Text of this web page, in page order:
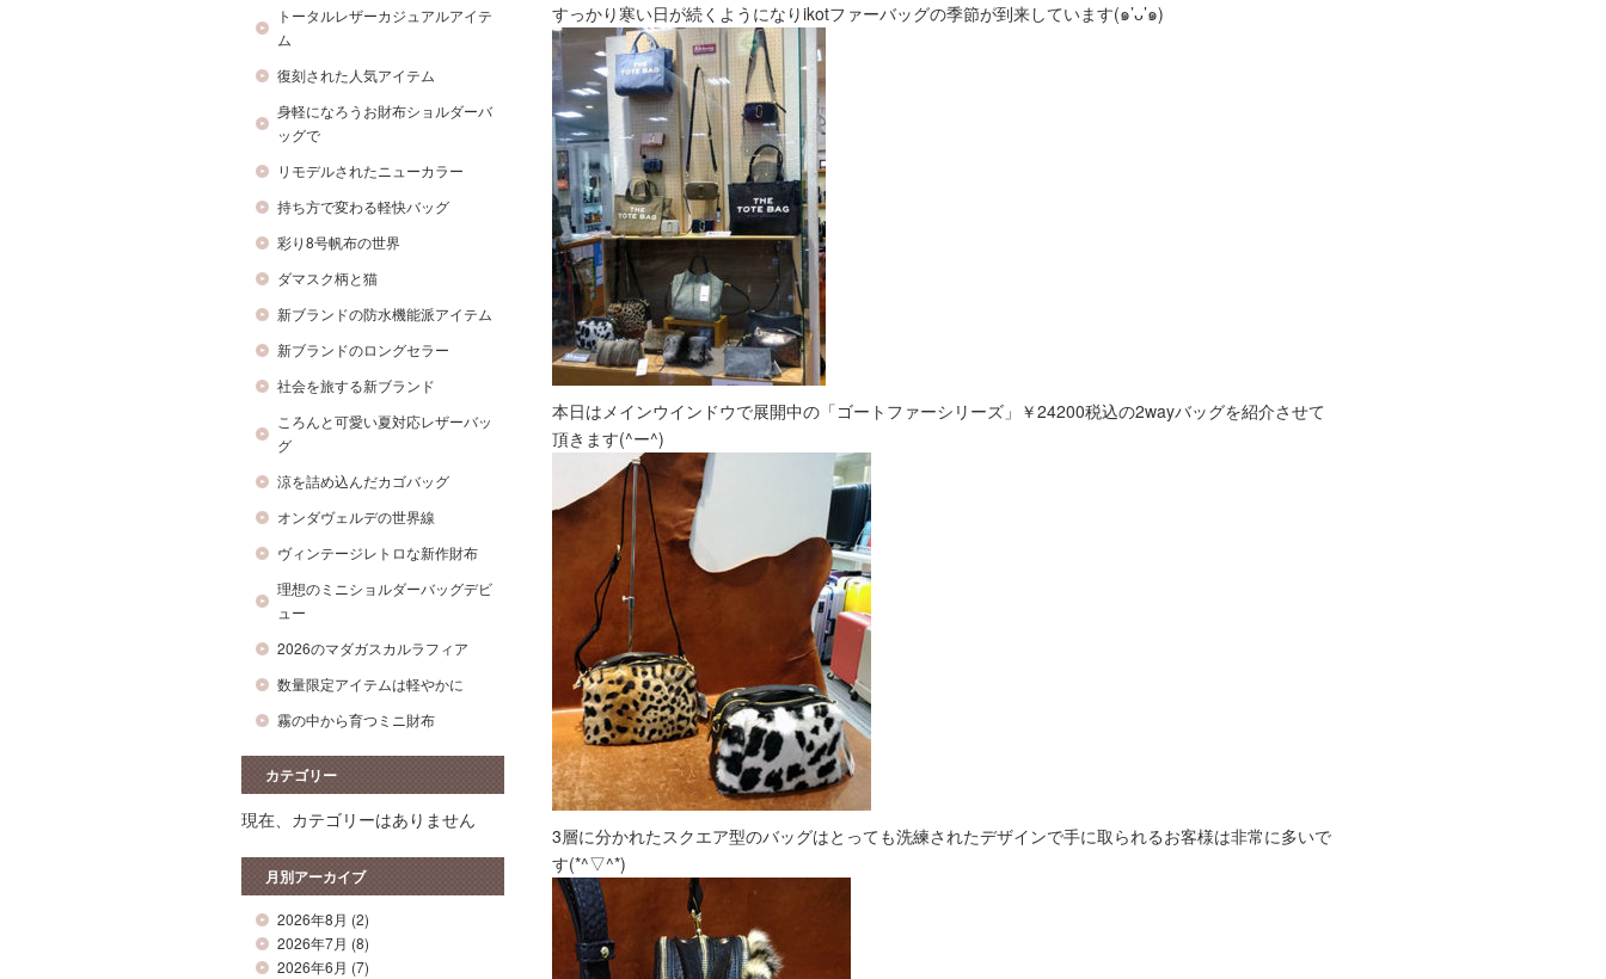
トータルレザーカジュアルアイテ
ム
復刻された人気アイテム
身軽になろうお財布ショルダーバ
ッグで
リモデルされたニューカラー
持ち方で変わる軽快バッグ
彩り8号帆布の世界
ダマスク柄と猫
新ブランドの防水機能派アイテム
新ブランドのロングセラー
社会を旅する新ブランド
ころんと可愛い夏対応レザーバッ
グ
涼を詰め込んだカゴバッグ
オンダヴェルデの世界線
ヴィンテージレトロな新作財布
理想のミニショルダーバッグデビ
ュー
2026のマダガスカルラフィア
数量限定アイテムは軽やかに
霧の中から育つミニ財布
カテゴリー
現在、カテゴリーはありません
月別アーカイブ
2026年8月 (2)
2026年7月 (8)
2026年6月 (7)
すっかり寒い日が続くようになりikotファーバッグの季節が到来しています(๑’ᴗ’๑)
本日はメインウインドウで展開中の「ゴートファーシリーズ」￥24200税込の2wayバッグを紹介させて
頂きます(^ー^)
3層に分かれたスクエア型のバッグはとっても洗練されたデザインで手に取られるお客様は非常に多いで
す(*^▽^*)